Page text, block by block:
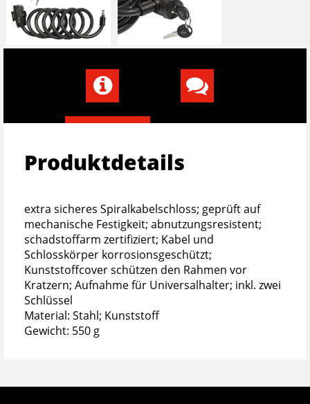
Produktdetails
extra sicheres Spiralkabelschloss; geprüft auf
mechanische Festigkeit; abnutzungsresistent;
schadstoffarm zertifiziert; Kabel und
Schlosskörper korrosionsgeschützt;
Kunststoffcover schützen den Rahmen vor
Kratzern; Aufnahme für Universalhalter; inkl. zwei
Schlüssel
Material: Stahl; Kunststoff
Gewicht: 550 g